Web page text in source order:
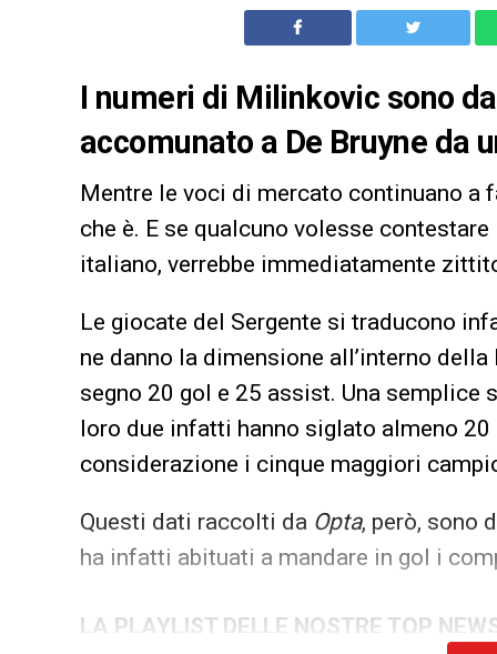
I numeri di Milinkovic sono
accomunato a De Bruyne da
Mentre le voci di mercato continuano a
che è. E se qualcuno volesse
italiano, verrebbe immediatamente
Le giocate del Sergente si traducono
ne danno la dimensione all’interno
segno 20 gol e 25 assist. Una
loro due infatti hanno siglato almeno
considerazione i cinque maggiori
Questi dati raccolti da Opta, però, sono
ha infatti abituati a mandare in gol i
LA PLAYLIST DELLE NOSTRE TOP